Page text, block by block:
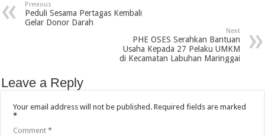
Previous
Peduli Sesama Pertagas Kembali
Gelar Donor Darah
Next
PHE OSES Serahkan Bantuan
Usaha Kepada 27 Pelaku UMKM
di Kecamatan Labuhan Maringgai
Leave a Reply
Your email address will not be published. Required fields are marked
*
Comment*